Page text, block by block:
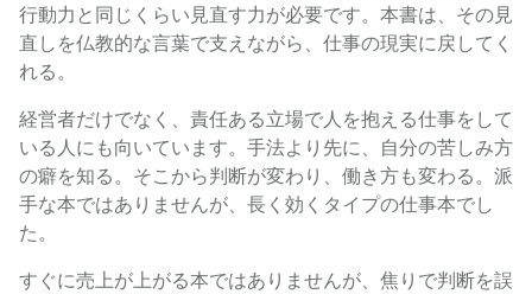
行動力と同じくらい見直す力が必要です。本書は、その見
直しを仏教的な言葉で支えながら、仕事の現実に戻してく
れる。
経営者だけでなく、責任ある立場で人を抱える仕事をして
いる人にも向いています。手法より先に、自分の苦しみ方
の癖を知る。そこから判断が変わり、働き方も変わる。派
手な本ではありませんが、長く効くタイプの仕事本でし
た。
すぐに売上が上がる本ではありませんが、焦りで判断を誤